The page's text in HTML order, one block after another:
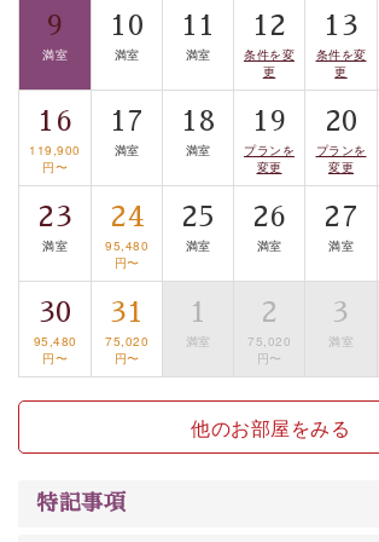
■お座敷風呂（大浴場）
温泉の成分に合わせ、防菌防カビの特
用。 足元が柔らかく、そして滑りにく
す。
※男性大浴場までのご移動には階段がご
ご了承のほどお願いいたします。
■貸切温泉風呂 （40分2000円）
眺望はございませんが、源泉掛け流しの
む貸切温泉風呂です。ゆったりといやさ
トな空間をお愉しみください。
■諏訪大社4社を巡る無料参拝バス
豊富な知識を持ったドライバー兼ガイ
案内します。事前ご予約制ですので、ご
は【3日前まで】にお電話ください。
9
満室
10
満室
11
満室
12
条件を変
更
13
条件を変
更
16
119,900
円〜
17
満室
18
満室
19
プランを
変更
20
プランを
変更
23
満室
24
95,480
円〜
25
満室
26
満室
27
満室
30
95,480
円〜
31
75,020
円〜
1
満室
2
75,020
円〜
3
満室
他のお部屋をみる
特記事項